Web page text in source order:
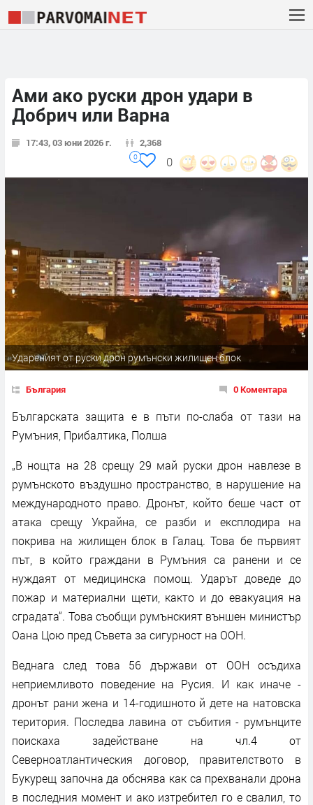
Ами ако руски дрон удари в
Добрич или Варна
17:43, 03 юни 2026 г. 2,368
0
0
Удареният от руски дрон румънски жилищен блок
България 0 Коментара
Българската защита е в пъти по-слаба от тази на
Румъния, Прибалтика, Полша
„В нощта на 28 срещу 29 май руски дрон навлезе в
румънското въздушно пространство, в нарушение на
международното право. Дронът, който беше част от
атака срещу Украйна, се разби и експлодира на
покрива на жилищен блок в Галац. Това бе първият
път, в който граждани в Румъния са ранени и се
нуждаят от медицинска помощ. Ударът доведе до
пожар и материални щети, както и до евакуация на
сградата“. Това съобщи румънският външен министър
Оана Цою пред Съвета за сигурност на ООН.
Веднага след това 56 държави от ООН осъдиха
неприемливото поведение на Русия. И как иначе -
дронът рани жена и 14-годишното й дете на натовска
територия. Последва лавина от събития - румънците
поискаха задействане на чл.4 от
Северноатлантическия договор, правителството в
Букурещ започна да обснява как са прехванали дрона
в последния момент и ако изтребител го е свалил, то